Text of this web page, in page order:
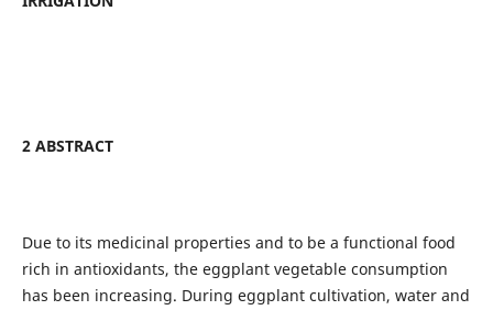
2 ABSTRACT
Due to its medicinal properties and to be a functional food
rich in antioxidants, the eggplant vegetable consumption
has been increasing. During eggplant cultivation, water and